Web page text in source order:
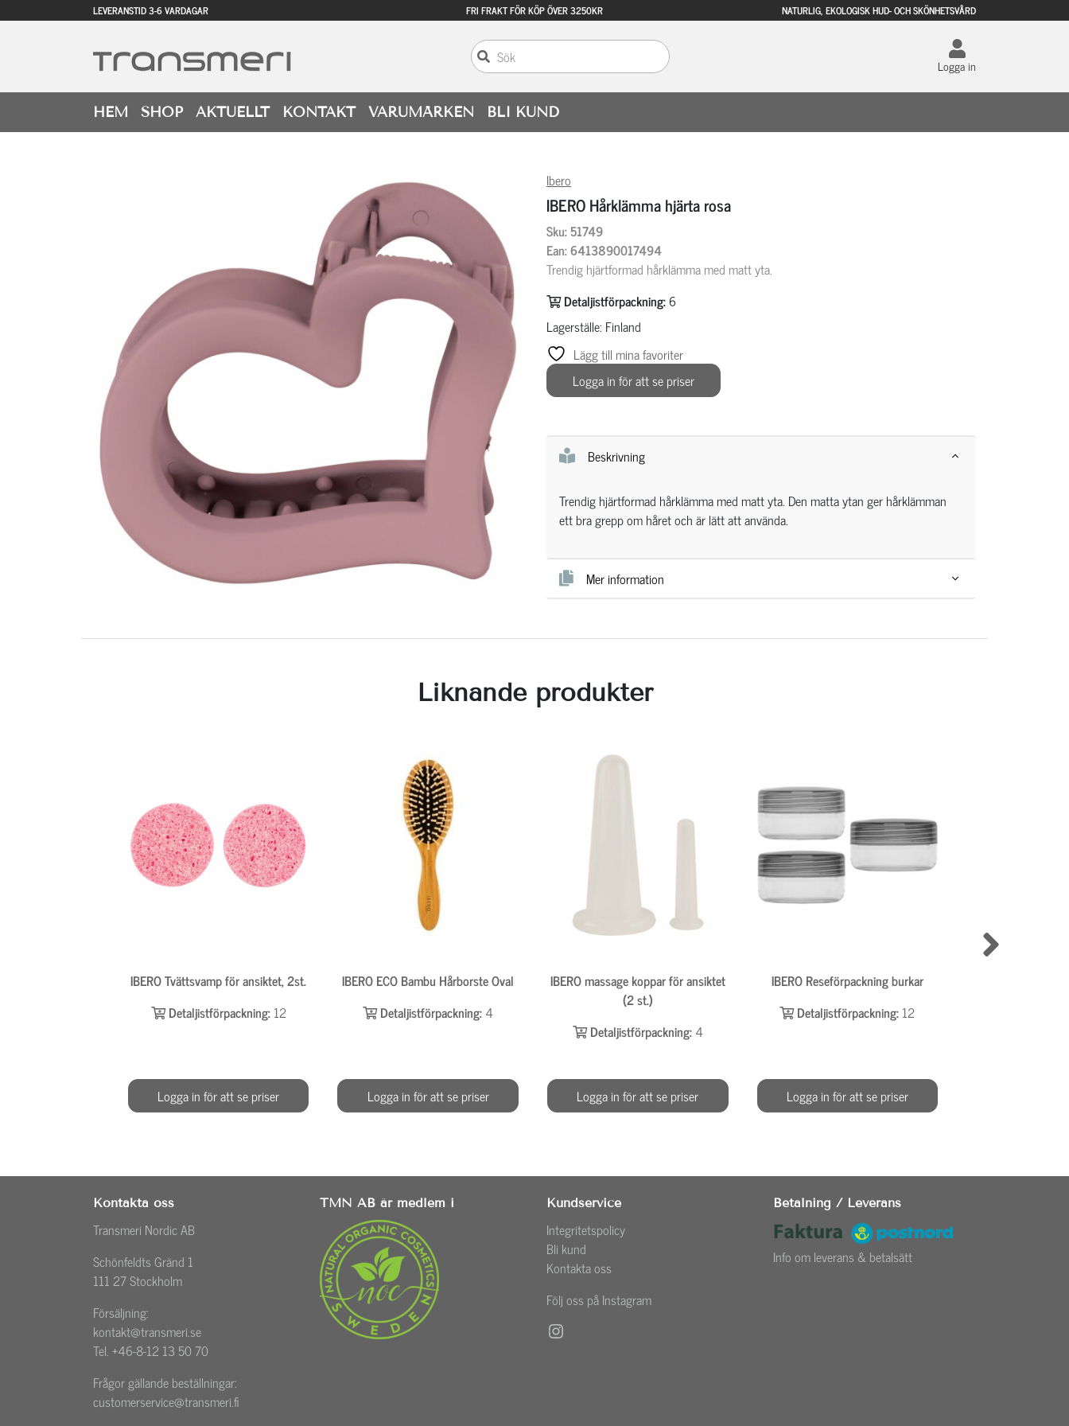
LEVERANSTID 3-6 VARDAGAR FRI FRAKT FÖR KÖP ÖVER 3250KR NATURLIG, EKOLOGISK HUD- OCH SKÖNHETSVÅRD
Logga in
HEM SHOP AKTUELLT KONTAKT VARUMÄRKEN BLI KUND
Ibero
IBERO Hårklämma hjärta rosa
Sku: 51749
Ean: 6413890017494
Trendig hjärtformad hårklämma med matt yta.
Detaljistförpackning:6
Lagerställe: Finland
Lägg till mina favoriter
Logga in för att se priser
Beskrivning
Trendig hjärtformad hårklämma med matt yta. Den matta ytan ger hårklämman
ett bra grepp om håret och är lätt att använda.
Mer information
Liknande produkter
IBERO Tvättsvamp för ansiktet, 2st.
Detaljistförpackning:12
Logga in för att se priser
IBERO ECO Bambu Hårborste Oval
Detaljistförpackning:4
Logga in för att se priser
IBERO massage koppar för ansiktet
(2 st.)
Detaljistförpackning:4
Logga in för att se priser
IBERO Reseförpackning burkar
Detaljistförpackning:12
Logga in för att se priser
Kontakta oss
Transmeri Nordic AB
Schönfeldts Gränd 1
111 27 Stockholm
Försäljning:
kontakt@transmeri.se
Tel. +46-8-12 13 50 70
Frågor gällande beställningar:
customerservice@transmeri.fi
TMN AB är medlem i Kundservice
Integritetspolicy
Bli kund
Kontakta oss
Följ oss på Instagram
Instagram
Betalning / Leverans
Info om leverans & betalsätt